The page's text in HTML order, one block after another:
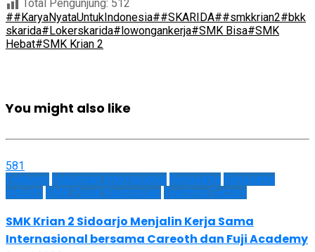
Total Pengunjung: 512
##KaryaNyataUntukIndonesia##SKARIDA##smkkrian2#bkk
skarida#Lokerskarida#lowongankerja#SMK Bisa#SMK
Hebat#SMK Krian 2
You might also like
581
Featured Hubungan Internasional Kerjasama Kerjasama
Industri SMK Pusat Keunggulan Teaching Factory
SMK Krian 2 Sidoarjo Menjalin Kerja Sama
Internasional bersama Careoth dan Fuji Academy